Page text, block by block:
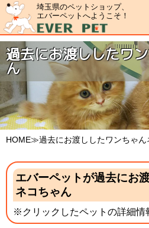
埼玉県のペットショップ、
エバーペットへようこそ！
過去にお渡ししたワ
ん
HOME≫過去にお渡ししたワンちゃ
エバーペットが過去にお
ネコちゃん
※クリックしたペットの詳細情